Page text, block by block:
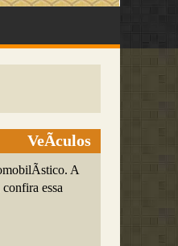
VeÃ­culos
A
essa